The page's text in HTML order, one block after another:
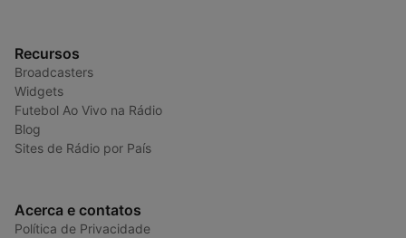
Recursos
Broadcasters
Widgets
Futebol Ao Vivo na Rádio
Blog
Sites de Rádio por País
Acerca e contatos
Política de Privacidade